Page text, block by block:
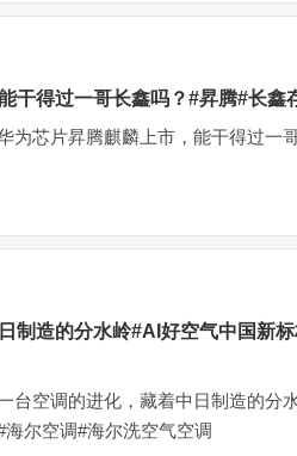
干得过一哥长鑫吗？#昇腾#长鑫
为芯片昇腾麒麟上市，能干得过一
制造的分水岭#AI好空气中国新
台空调的进化，藏着中日制造的分
海尔空调#海尔洗空气空调